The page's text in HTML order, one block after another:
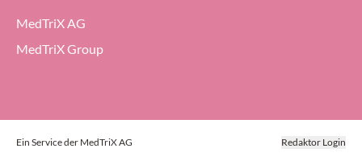
MedTriX AG
MedTriX Group
Ein Service der MedTriX AG Redaktor Login